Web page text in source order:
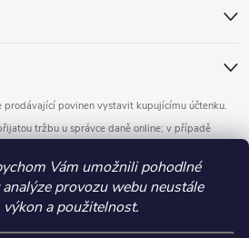
Vám umožnili pohodlné
provozu webu neustále
a použitelnost.
prodávající povinen vystavit kupujícímu účtenku.
tržbu u správce daně online; v případě
práva vyhrazena.